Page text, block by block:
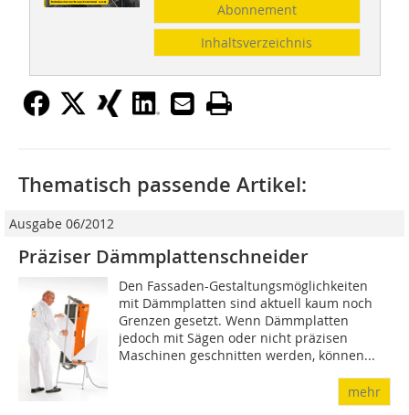
Abonnement
Inhaltsverzeichnis
Thematisch passende Artikel:
Ausgabe 06/2012
Präziser Dämmplattenschneider
Den Fassaden-Gestaltungsmöglichkeiten
mit Dämmplatten sind aktuell kaum noch
Grenzen gesetzt. Wenn Dämmplatten
jedoch mit Sägen oder nicht präzisen
Maschinen geschnitten werden, können...
mehr